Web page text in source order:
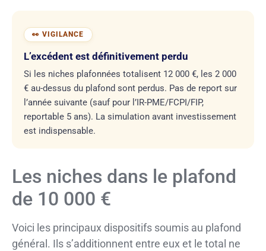
L’excédent est définitivement perdu
Si les niches plafonnées totalisent 12 000 €, les 2 000
€ au-dessus du plafond sont perdus. Pas de report sur
l’année suivante (sauf pour l’IR-PME/FCPI/FIP,
reportable 5 ans). La simulation avant investissement
est indispensable.
Les niches dans le plafond
de 10 000 €
Voici les principaux dispositifs soumis au plafond
général. Ils s’additionnent entre eux et le total ne